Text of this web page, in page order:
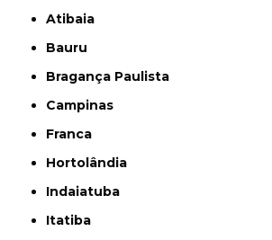
Atibaia
Bauru
Bragança Paulista
Campinas
Franca
Hortolândia
Indaiatuba
Itatiba